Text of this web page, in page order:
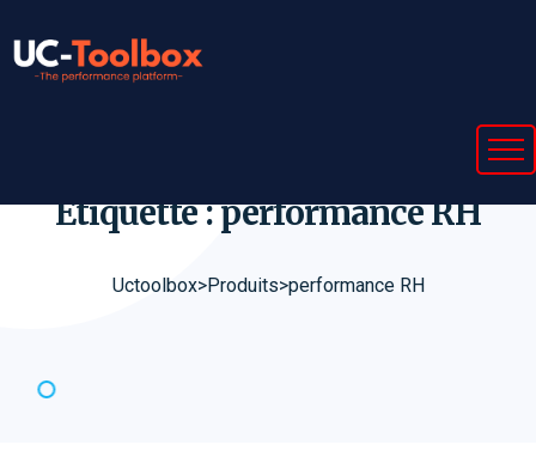
Étiquette : performanceRH
Uctoolbox>Produits>performance RH